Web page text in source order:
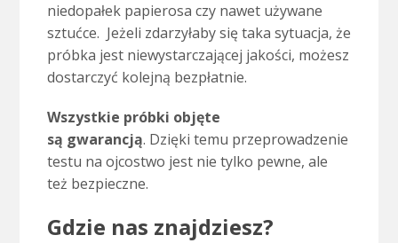
niedopałek papierosa czy nawet używane
sztućce. Jeżeli zdarzyłaby się taka sytuacja, że
próbka jest niewystarczającej jakości, możesz
dostarczyć kolejną bezpłatnie.
Wszystkie próbki objęte
są gwarancją. Dzięki temu przeprowadzenie
testu na ojcostwo jest nie tylko pewne, ale
też bezpieczne.
Gdzie nas znajdziesz?